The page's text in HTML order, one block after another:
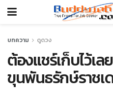
บทความ ดูดวง
ต้องแชร์เก็บไว้เ
ขุนพันธรักษ์ราชเ